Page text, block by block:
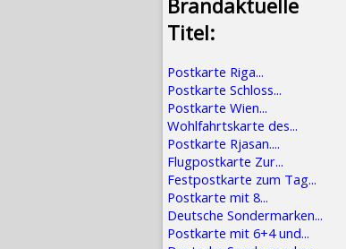
Brandaktuelle
Titel:
Postkarte Riga...
Postkarte Schloss...
Postkarte Wien...
Wohlfahrtskarte des...
Postkarte Rjasan....
Flugpostkarte Zur...
Festpostkarte zum Tag...
Postkarte mit 8...
Deutsche Sondermarken...
Postkarte mit 6+4 und...